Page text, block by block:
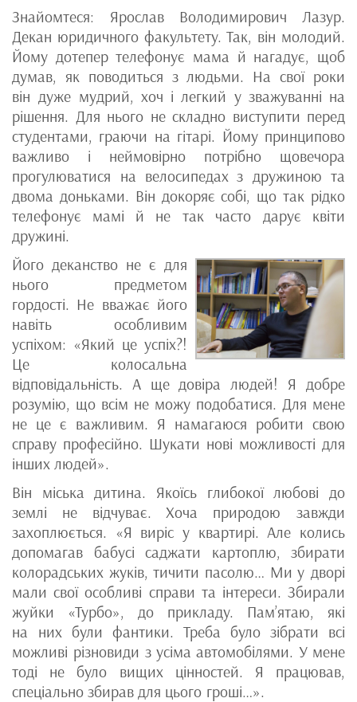
Знайомтеся: Ярослав Володимирович Лазур.
Декан юридичного факультету. Так, він молодий.
Йому дотепер телефонує мама й нагадує, щоб
думав, як поводиться з людьми. На свої роки
він дуже мудрий, хоч і легкий у зважуванні на
рішення. Для нього не складно виступити перед
студентами, граючи на гітарі. Йому принципово
важливо і неймовірно потрібно щовечора
прогулюватися на велосипедах з дружиною та
двома доньками. Він докоряє собі, що так рідко
телефонує мамі й не так часто дарує квіти
дружині.
Його деканство не є для
нього предметом
гордості. Не вважає його
навіть особливим
успіхом: «Який це успіх?!
Це колосальна
відповідальність. А ще довіра людей! Я добре
розумію, що всім не можу подобатися. Для мене
не це є важливим. Я намагаюся робити свою
справу професійно. Шукати нові можливості для
інших людей».
Він міська дитина. Якоїсь глибокої любові до
землі не відчуває. Хоча природою завжди
захоплюється. «Я виріс у квартирі. Але колись
допомагав бабусі саджати картоплю, збирати
колорадських жуків, тичити пасолю… Ми у дворі
мали свої особливі справи та інтереси. Збирали
жуйки «Турбо», до прикладу. Пам’ятаю, які
на них були фантики. Треба було зібрати всі
можливі різновиди з усіма автомобілями. У мене
тоді не було вищих цінностей. Я працював,
спеціально збирав для цього гроші…».